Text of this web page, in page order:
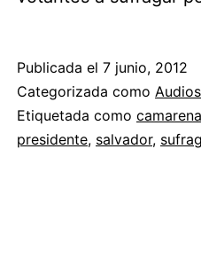
Publicada el 7 junio, 2012
Categorizada como Audios
Etiquetada como camarena
presidente, salvador,